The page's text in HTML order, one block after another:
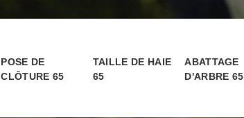
POSE DE
CLÔTURE 65
TAILLE DE HAIE
65
ABATTAGE
D'ARBRE 65